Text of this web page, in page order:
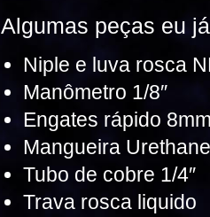
Algumas peças eu
Niple e luva rosca
Manômetro 1/8″
Engates rápido
Mangueira
Tubo de cobre 1/4″
Trava rosca liquido